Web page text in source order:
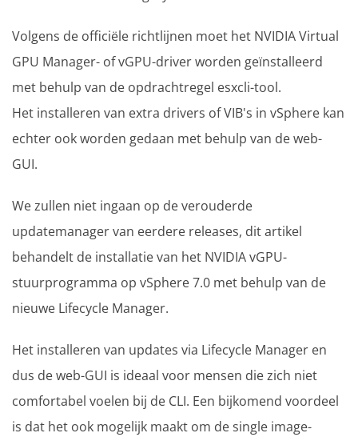
Volgens de officiële richtlijnen moet het NVIDIA Virtual
GPU Manager- of vGPU-driver worden geïnstalleerd
met behulp van de opdrachtregel esxcli-tool.
Het installeren van extra drivers of VIB's in vSphere kan
echter ook worden gedaan met behulp van de web-
GUI.
We zullen niet ingaan op de verouderde
updatemanager van eerdere releases, dit artikel
behandelt de installatie van het NVIDIA vGPU-
stuurprogramma op vSphere 7.0 met behulp van de
nieuwe Lifecycle Manager.
Het installeren van updates via Lifecycle Manager en
dus de web-GUI is ideaal voor mensen die zich niet
comfortabel voelen bij de CLI. Een bijkomend voordeel
is dat het ook mogelijk maakt om de single image-